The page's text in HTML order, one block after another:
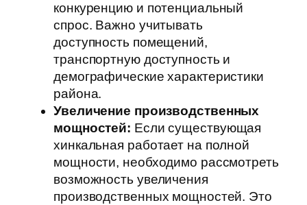
конкуренцию и потенциальный
спрос. Важно учитывать
доступность помещений,
транспортную доступность и
демографические характеристики
района.
Увеличение производственных
мощностей: Если существующая
хинкальная работает на полной
мощности, необходимо рассмотреть
возможность увеличения
производственных мощностей. Это